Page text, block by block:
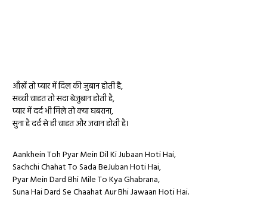
आँखें तो प्यार में दिल की जुबान होती है,
सच्ची चाहत तो सदा बेजुबान होती है,
प्यार में दर्द भी मिले तो क्या घबराना,
सुना है दर्द से ही चाहत और जवान होती है।
Aankhein Toh Pyar Mein Dil Ki Jubaan Hoti Hai,
Sachchi Chahat To Sada BeJuban Hoti Hai,
Pyar Mein Dard Bhi Mile To Kya Ghabrana,
Suna Hai Dard Se Chaahat Aur Bhi Jawaan Hoti Hai.